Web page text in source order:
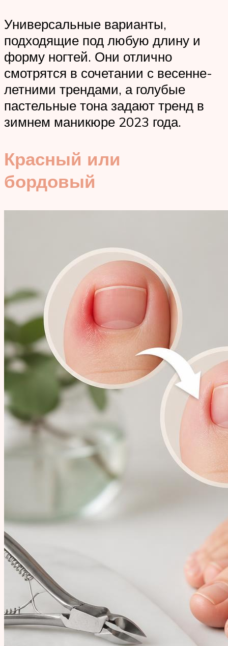
Универсальные варианты,
подходящие под любую длину и
форму ногтей. Они отлично
смотрятся в сочетании с весенне-
летними трендами, а голубые
пастельные тона задают тренд в
зимнем маникюре 2023 года.
Красный или
бордовый